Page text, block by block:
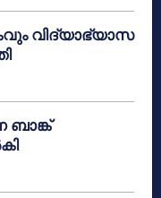
വിദ്യാഭ്യാസ